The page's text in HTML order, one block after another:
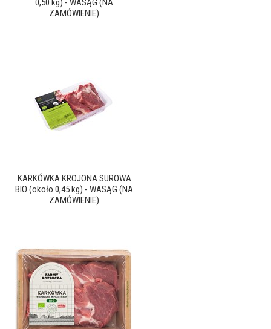
0,50 kg) - WASĄG (NA
ZAMÓWIENIE)
KARKÓWKA KROJONA SUROWA
BIO (około 0,45 kg) - WASĄG (NA
ZAMÓWIENIE)